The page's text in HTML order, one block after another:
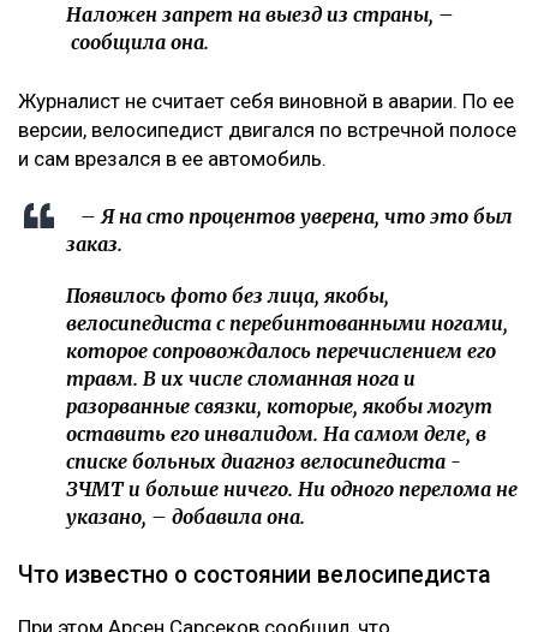
Наложен запрет на выезд из страны, –
сообщила она.
Журналист не считает себя виновной в аварии. По ее
версии, велосипедист двигался по встречной полосе
и сам врезался в ее автомобиль.
– Я на сто процентов уверена, что это был
заказ.
Появилось фото без лица, якобы,
велосипедиста с перебинтованными ногами,
которое сопровождалось перечислением его
травм. В их числе сломанная нога и
разорванные связки, которые, якобы могут
оставить его инвалидом. На самом деле, в
списке больных диагноз велосипедиста -
ЗЧМТ и больше ничего. Ни одного перелома не
указано, – добавила она.
Что известно о состоянии велосипедиста
При этом Арсен Сарсеков сообщил, что